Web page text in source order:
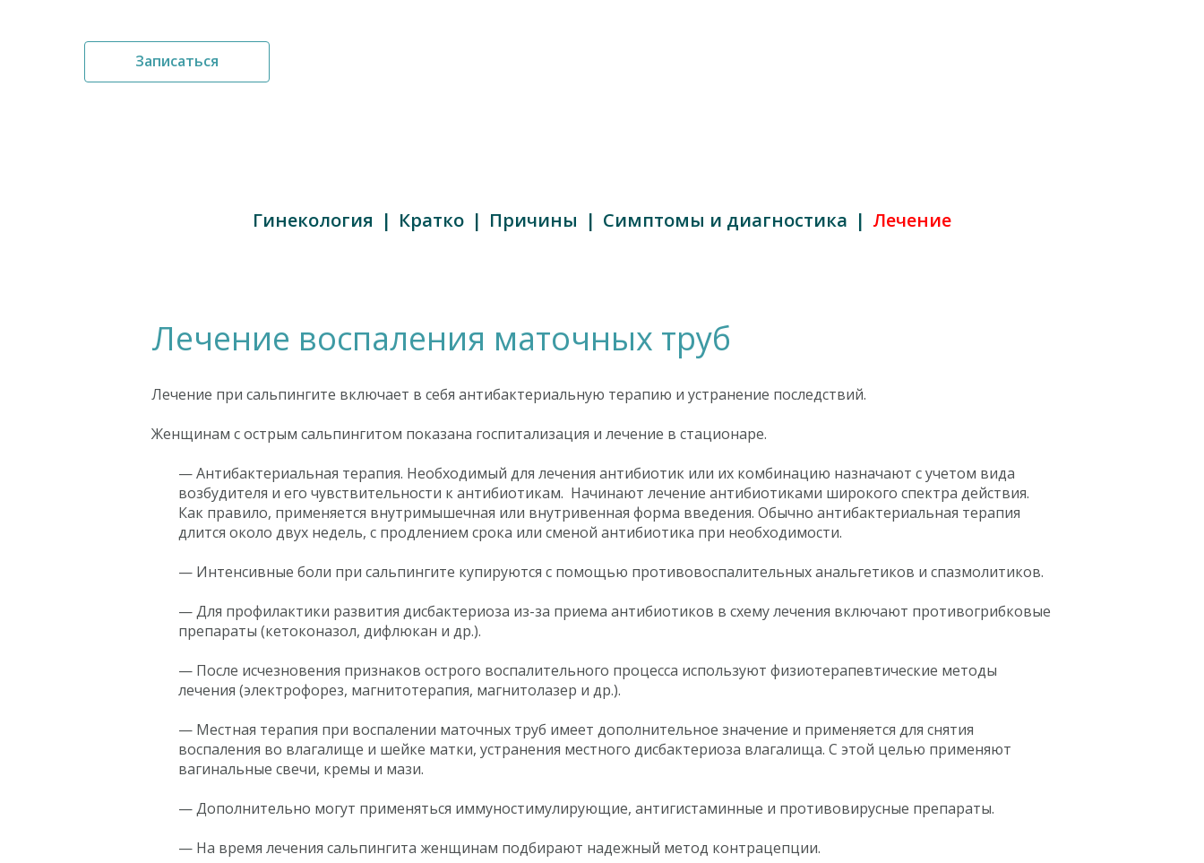
Записаться
Гинекология Кратко Причины Симптомы и диагностика Лечение
Лечение воспаления маточных труб
Лечение при сальпингите включает в себя антибактериальную терапию и устранение последствий.
Женщинам с острым сальпингитом показана госпитализация и лечение в стационаре.
— Антибактериальная терапия. Необходимый для лечения антибиотик или их комбинацию назначают с учетом вида
возбудителя и его чувствительности к антибиотикам. Начинают лечение антибиотиками широкого спектра действия.
Как правило, применяется внутримышечная или внутривенная форма введения. Обычно антибактериальная терапия
длится около двух недель, с продлением срока или сменой антибиотика при необходимости.
— Интенсивные боли при сальпингите купируются с помощью противовоспалительных анальгетиков и спазмолитиков.
— Для профилактики развития дисбактериоза из-за приема антибиотиков в схему лечения включают противогрибковые
препараты (кетоконазол, дифлюкан и др.).
— После исчезновения признаков острого воспалительного процесса используют физиотерапевтические методы
лечения (электрофорез, магнитотерапия, магнитолазер и др.).
— Местная терапия при воспалении маточных труб имеет дополнительное значение и применяется для снятия
воспаления во влагалище и шейке матки, устранения местного дисбактериоза влагалища. С этой целью применяют
вагинальные свечи, кремы и мази.
— Дополнительно могут применяться иммуностимулирующие, антигистаминные и противовирусные препараты.
— На время лечения сальпингита женщинам подбирают надежный метод контрацепции.